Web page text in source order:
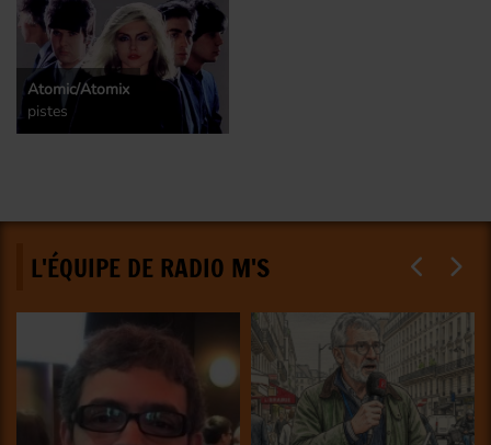
Atomic/Atomix
pistes
L'ÉQUIPE DE RADIO M'S